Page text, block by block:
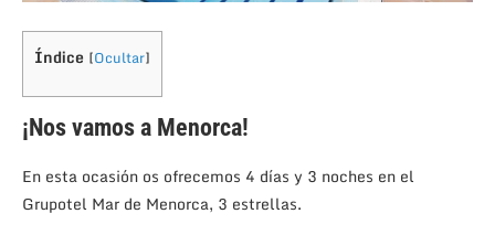
Índice [Ocultar]
¡Nos vamos a Menorca!
En esta ocasión os ofrecemos 4 días y 3 noches en el
Grupotel Mar de Menorca, 3 estrellas.